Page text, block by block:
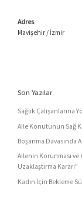
Adres
Mavişehir / İzmir
Son Yazılar
Sağlık Çalışanlarına
Aile Konutunun Sağ
Boşanma Davasında
Ailenin Korunması ve
Uzaklaştırma Kararı”
Kadın İçin Bekleme